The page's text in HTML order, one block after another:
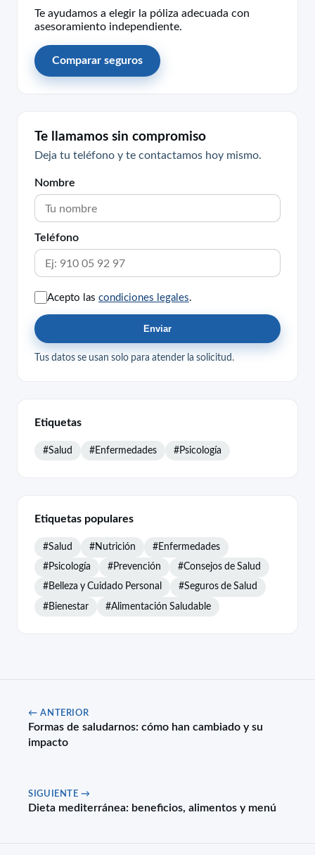
Te ayudamos a elegir la póliza adecuada con
asesoramiento independiente.
Comparar seguros
Te llamamos sin compromiso
Deja tu teléfono y te contactamos hoy mismo.
Nombre
Teléfono
Acepto las condiciones legales.
Enviar
Tus datos se usan solo para atender la solicitud.
Etiquetas
#Salud #Enfermedades #Psicología
Etiquetas populares
#Salud #Nutrición #Enfermedades
#Psicología #Prevención #Consejos de Salud
#Belleza y Cuidado Personal #Seguros de Salud
#Bienestar #Alimentación Saludable
← ANTERIOR
Formas de saludarnos: cómo han cambiado y su
impacto
SIGUIENTE →
Dieta mediterránea: beneficios, alimentos y menú